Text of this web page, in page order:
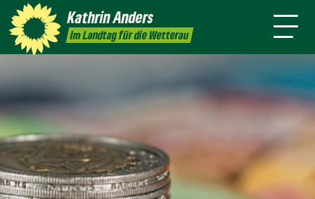
KathrinAnders
Im Landtag für die Wetterau
Kontakt
mich